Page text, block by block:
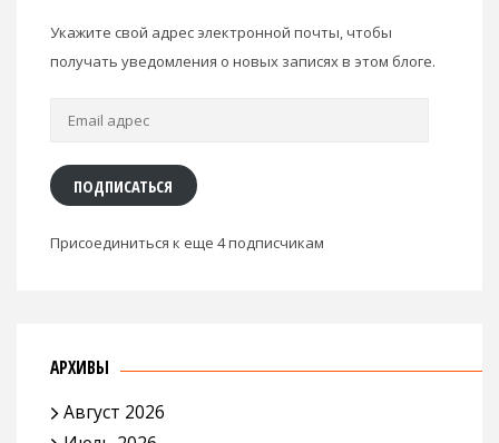
Укажите свой адрес электронной почты, чтобы
получать уведомления о новых записях в этом блоге.
Email
ПОДПИСАТЬСЯ
Присоединиться к еще 4 подписчикам
АРХИВЫ
Август 2026